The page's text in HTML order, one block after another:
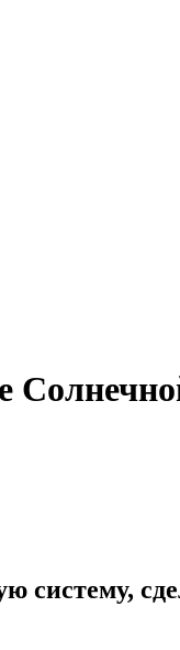
систему,